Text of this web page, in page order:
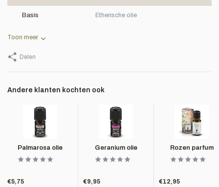
Basis Etherische olie
Toon meer
Delen
Andere klanten kochten ook
Palmarosa olie
€5,75
Geranium olie
€9,95
Rozen parfum
€12,95